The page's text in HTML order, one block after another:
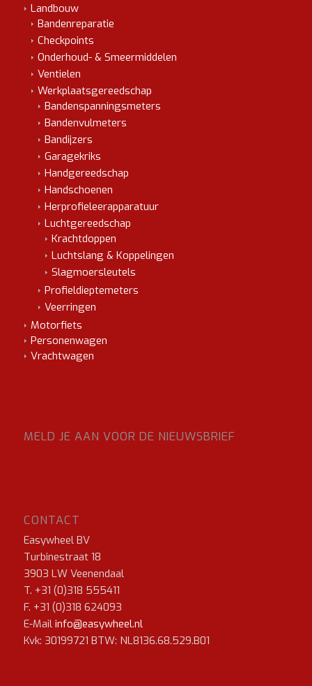
Landbouw
Bandenreparatie
Checkpoints
Onderhoud- & Smeermiddelen
Ventielen
Werkplaatsgereedschap
Bandenspanningsmeters
Bandenvulmeters
Bandijzers
Garagekriks
Handgereedschap
Handschoenen
Herprofieleerapparatuur
Luchtgereedschap
Krachtdoppen
Luchtslang & Koppelingen
Slagmoersleutels
Profieldieptemeters
Veerringen
Motorfiets
Personenwagen
Vrachtwagen
MELD JE AAN VOOR DE NIEUWSBRIEF
CONTACT
Easywheel BV
Turbinestraat 18
3903 LW Veenendaal
T. +31 (0)318 555411
F. +31 (0)318 624093
E-Mail info@easywheel.nl
Kvk: 30199721 BTW: NL8136.68.529.B01